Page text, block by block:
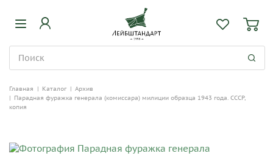
Главная | Каталог | Архив
| Парадная фуражка генерала (комиссара) милиции образца 1943 года. СССР,
копия